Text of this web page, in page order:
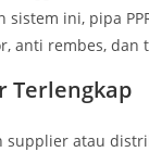
sistem ini, pipa
anti rembes, dan
Terlengkap
supplier atau